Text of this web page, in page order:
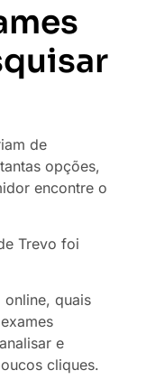
de
opções,
encontre o
Trevo foi
online, quais
e
cliques.